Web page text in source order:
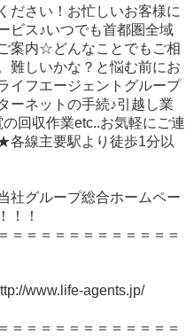
ださい！お忙しいお客様に
ビス♪いつでも首都圏全域
案内☆どんなことでもご相
難しいかな？と悩む前にお
イフエージェントグループ
ーネットの手続♪引越し業
回収作業etc..お気軽にご連
各線主要駅より徒歩1分以
社グループ総合ホームペー
！！
＝＝＝＝＝＝＝＝＝＝＝＝
www.life-agents.jp/
＝＝＝＝＝＝＝＝＝＝＝＝